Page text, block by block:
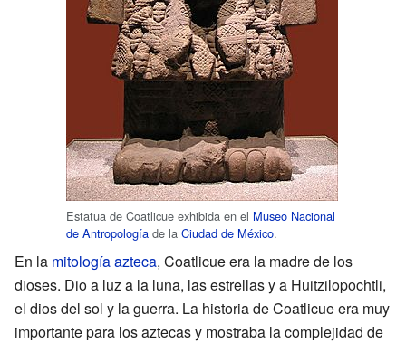
Estatua de Coatlicue exhibida en el Museo Nacional
de Antropología de la Ciudad de México.
En la mitología azteca, Coatlicue era la madre de los
dioses. Dio a luz a la luna, las estrellas y a Huitzilopochtli,
el dios del sol y la guerra. La historia de Coatlicue era muy
importante para los aztecas y mostraba la complejidad de